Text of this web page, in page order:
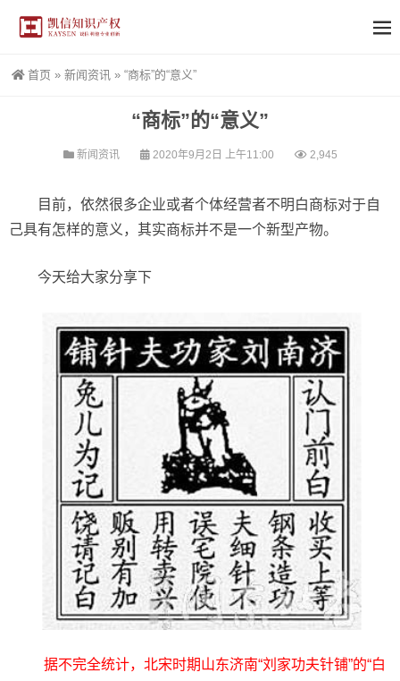
首页 » 新闻资讯 » “商标”的“意义”
“商标”的“意义”
新闻资讯 2020年9月2日 上午11:00 2,945
目前，依然很多企业或者个体经营者不明白商标对于自
己具有怎样的意义，其实商标并不是一个新型产物。
今天给大家分享下
据不完全统计，北宋时期山东济南“刘家功夫针铺”的“白